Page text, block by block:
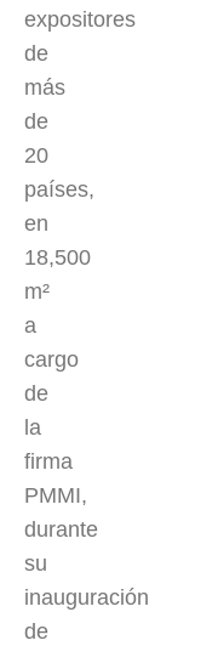
expositores
de
más
de
20
países,
en
18,500
m²
a
cargo
de
la
firma
PMMI,
durante
su
inauguración
de